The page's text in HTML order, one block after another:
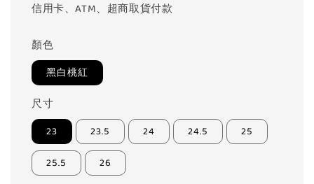
信用卡、ATM、超商取貨付款
顏色
黑白桃紅
尺寸
23 23.5 24 24.5 25
25.5 26